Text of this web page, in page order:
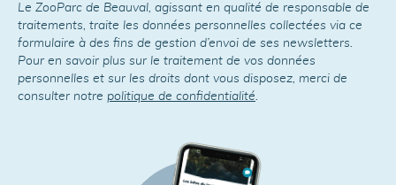
Le ZooParc de Beauval, agissant en qualité de responsable de
traitements, traite les données personnelles collectées via ce
formulaire à des fins de gestion d’envoi de ses newsletters.
Pour en savoir plus sur le traitement de vos données
personnelles et sur les droits dont vous disposez, merci de
consulter notre politique de confidentialité.